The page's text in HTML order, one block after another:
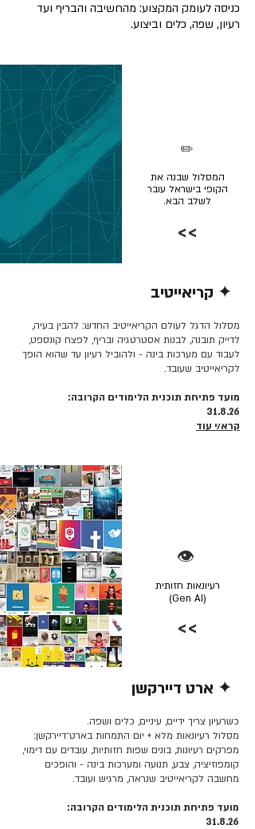
כניסה לעומק המקצוע: מהחשיבה והבריף ועד
רעיון, שפה, כלים וביצוע.
המסלול שבנה את
הקופי בישראל עובר
לשלב הבא.
✏️
>>
✦ קריאייטיב
מסלול הדגל לעולם הקריאייטיב החדש: להבין בעיה,
לדייק תובנה, לבנות אסטרטגיה ובריף, לפצח קונספט,
לעבוד עם מערכות בינה - ולהוביל רעיון עד שהוא הופך
לקריאייטיב שעובד.
מועד פתיחת תוכנית הלימודים הקרובה:
31.8.26
קרא/י עוד
👁️
רעיונאות חזותית
(Gen AI)
>>
✦ ארט דיירקשן
כשרעיון צריך ידיים, עיניים, כלים ושפה.
מסלול רעיונאות מלא + יום התמחות בארט־דיירקשן:
מפרקים רעיונות, בונים שפות חזותיות, עובדים עם דימוי,
קומפוזיציה, צבע, תנועה ומערכות בינה - והופכים
מחשבה לקריאייטיב שנראה, מרגיש ועובד.
מועד פתיחת תוכנית הלימודים הקרובה:
31.8.26